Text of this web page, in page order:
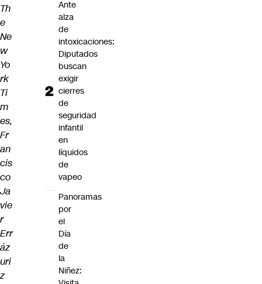
Th
e
Ne
w
Yo
rk
Ti
m
es,
Fr
an
cis
co
Ja
vie
r
Err
áz
uri
z
Ante
alza
de
intoxicaciones:
Diputados
buscan
exigir
cierres
de
seguridad
infantil
en
líquidos
de
vapeo
Panoramas
por
el
Día
de
la
Niñez: